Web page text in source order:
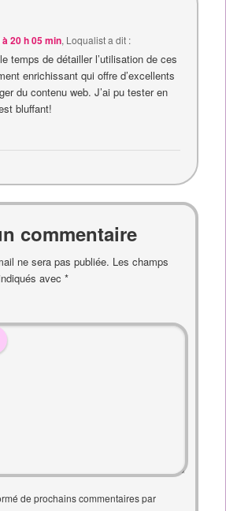
20 h 05 min, Loqualista dit :
temps de détailler l’utilisation de ces
enrichissant qui offre d’excellents
du contenu web. J’ai pu tester en
bluffant!
commentaire
ne sera pas publiée. Les champs
avec*
de prochains commentaires par